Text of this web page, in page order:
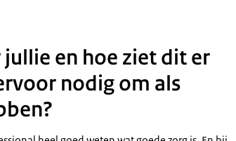
en hoe ziet dit er
nodig om als